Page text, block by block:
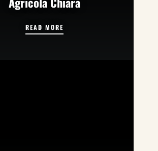
READ MOREAGRICOLA CHIARA